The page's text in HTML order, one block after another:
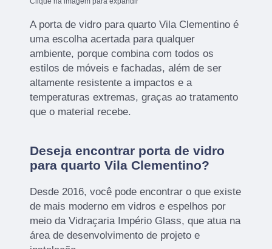
A porta de vidro para quarto Vila Clementino é
uma escolha acertada para qualquer
ambiente, porque combina com todos os
estilos de móveis e fachadas, além de ser
altamente resistente a impactos e a
temperaturas extremas, graças ao tratamento
que o material recebe.
Deseja encontrar porta de vidro
para quarto Vila Clementino?
Desde 2016, você pode encontrar o que existe
de mais moderno em vidros e espelhos por
meio da Vidraçaria Império Glass, que atua na
área de desenvolvimento de projeto e